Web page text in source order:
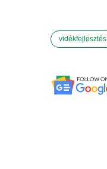
vidékfejlesztés